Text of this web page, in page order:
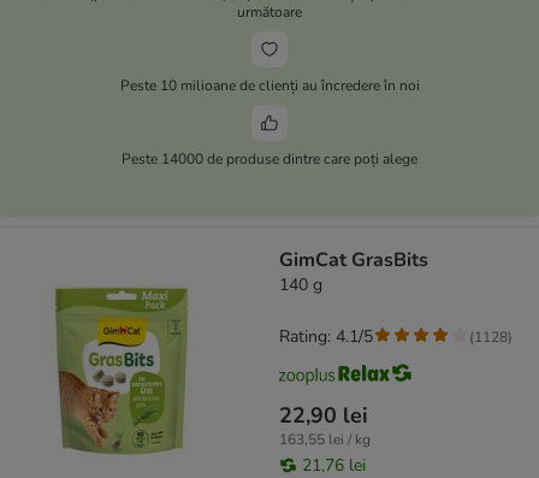
următoare
Peste 10 milioane de clienți au încredere în noi
Peste 14000 de produse dintre care poți alege
GimCat GrasBits
140 g
22,90 lei
163,55 lei / kg
21,76 lei
Rating: 4.1/5 (1128)